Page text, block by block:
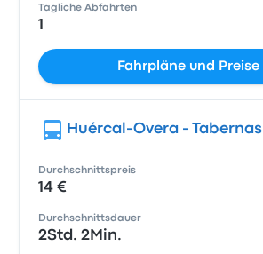
Tägliche Abfahrten
1
Fahrpläne und Preise
Huércal-Overa - Tabernas
Durchschnittspreis
14 €
Durchschnittsdauer
2Std. 2Min.